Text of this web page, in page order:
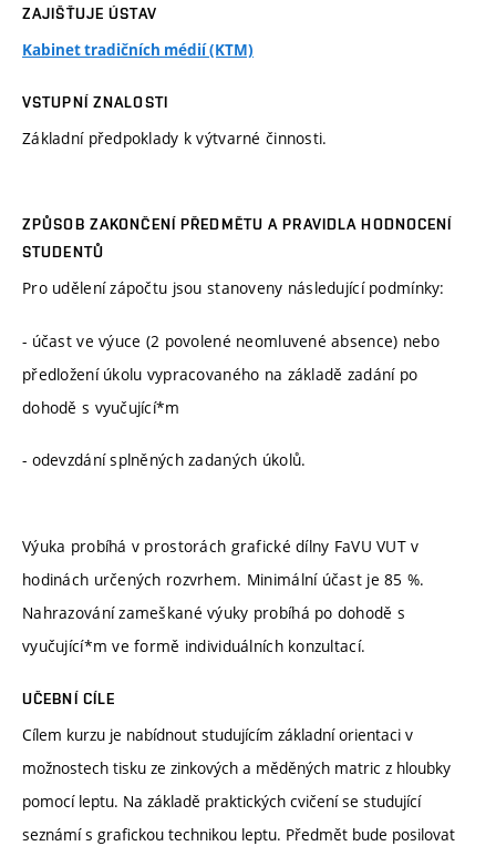
ZAJIŠŤUJE ÚSTAV
Kabinet tradičních médií (KTM)
VSTUPNÍ ZNALOSTI
Základní předpoklady k výtvarné činnosti.
ZPŮSOB ZAKONČENÍ PŘEDMĚTU A PRAVIDLA HODNOCENÍ
STUDENTŮ
Pro udělení zápočtu jsou stanoveny následující podmínky:
- účast ve výuce (2 povolené neomluvené absence) nebo
předložení úkolu vypracovaného na základě zadání po
dohodě s vyučující*m
- odevzdání splněných zadaných úkolů.
Výuka probíhá v prostorách grafické dílny FaVU VUT v
hodinách určených rozvrhem. Minimální účast je 85 %.
Nahrazování zameškané výuky probíhá po dohodě s
vyučující*m ve formě individuálních konzultací.
UČEBNÍ CÍLE
Cílem kurzu je nabídnout studujícím základní orientaci v
možnostech tisku ze zinkových a měděných matric z hloubky
pomocí leptu. Na základě praktických cvičení se studující
seznámí s grafickou technikou leptu. Předmět bude posilovat